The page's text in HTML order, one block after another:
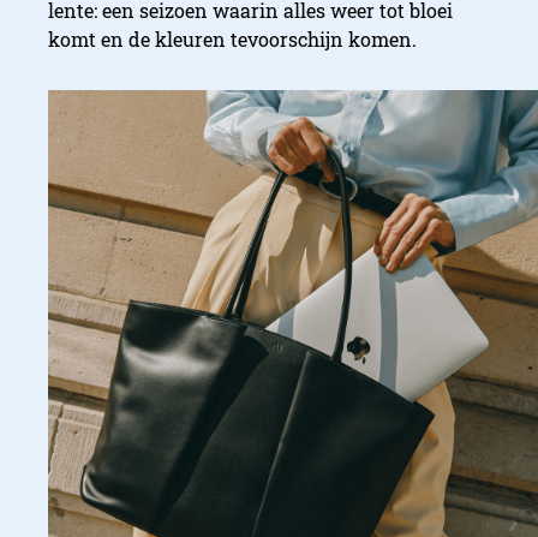
Structuur en textuur
karakter
lente: een seizoen waarin alles weer tot bloei
komt en de kleuren tevoorschijn komen.